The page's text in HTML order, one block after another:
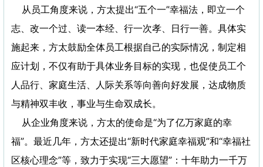
从员工角度来说，方太提出“五个一”幸福法，即立一个
志、改一个过、读一本经、行一次孝、日行一善。具体实
施起来，方太鼓励全体员工根据自己的实际情况，制定相
应计划，不仅有助于具体业务目标的实现，也促使员工个
人品行、家庭生活、人际关系等向善向好发展，达成物质
与精神双丰收，事业与生命双成长。
从企业角度来说，方太的使命是“为了亿万家庭的幸
福”。最近几年，方太还提出“新时代家庭幸福观”和“幸福社
区核心理念”等，致力于实现“三大愿望”：十年助力一千万